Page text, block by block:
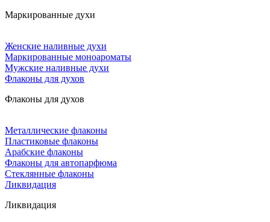
Маркированные духи
Женские наливные духи
Маркированные моноароматы
Мужские наливные духи
Флаконы для духов
Флаконы для духов
Металлические флаконы
Пластиковые флаконы
Арабские флаконы
Флаконы для автопарфюма
Стеклянные флаконы
Ликвидация
Ликвидация